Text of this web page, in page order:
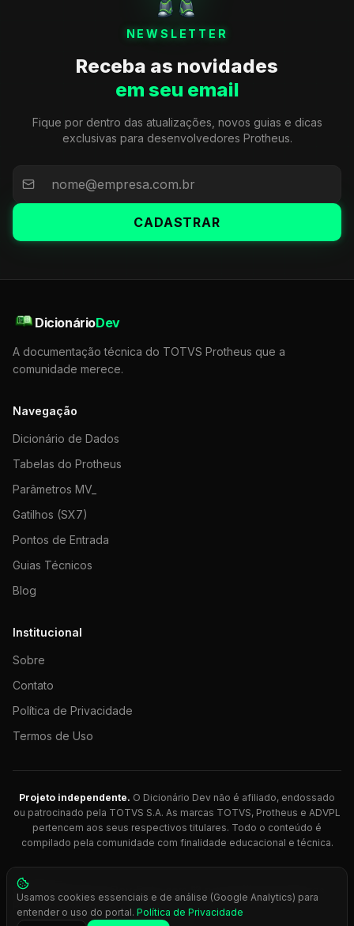
NEWSLETTER
Receba as novidades
em seu email
Fique por dentro das atualizações, novos guias e dicas
exclusivas para desenvolvedores Protheus.
CADASTRAR
DicionárioDev
A documentação técnica do TOTVS Protheus que a
comunidade merece.
Navegação
Dicionário de Dados
Tabelas do Protheus
Parâmetros MV_
Gatilhos (SX7)
Pontos de Entrada
Guias Técnicos
Blog
Institucional
Sobre
Contato
Política de Privacidade
Termos de Uso
Projeto independente. O Dicionário Dev não é afiliado, endossado
ou patrocinado pela TOTVS S.A. As marcas TOTVS, Protheus e ADVPL
pertencem aos seus respectivos titulares. Todo o conteúdo é
compilado pela comunidade com finalidade educacional e técnica.
© 2026 Dicionário Dev. Feito com 💚 para desenvolvedores
Protheus.
Press Ctrl+K
Usamos cookies essenciais e de análise (Google Analytics) para
entender o uso do portal. Política de Privacidade